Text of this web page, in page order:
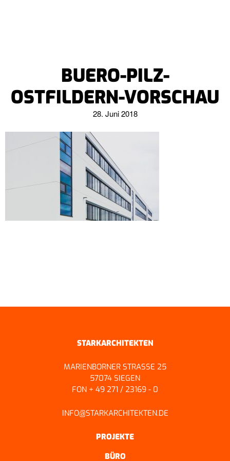
BUERO-PILZ-
OSTFILDERN-VORSCHAU
28. Juni 2018
STARKARCHITEKTEN
MARIENBORNER STRASSE 25
57074 SIEGEN
FON + 49 271 / 23169 - 0
INFO@STARKARCHITEKTEN.DE
PROJEKTE
BÜRO